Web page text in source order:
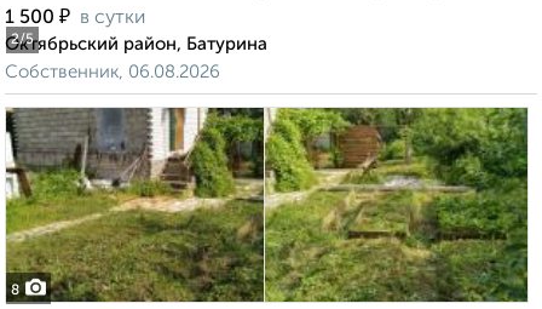
2/5
1 500 ₽ в сутки
Октябрьский район, Батурина
Собственник, 06.08.2026
8